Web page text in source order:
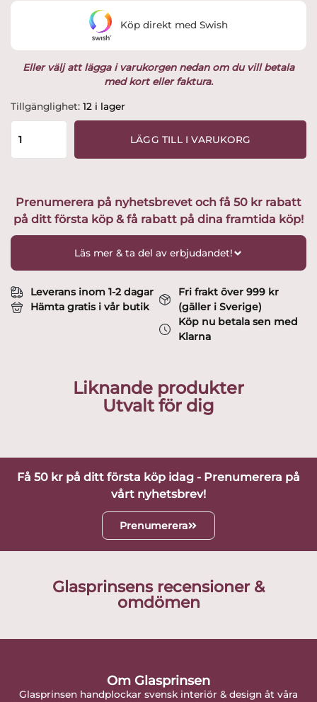
Eller välj att lägga i varukorgen nedan om du vill betala
med kort eller faktura.
Tillgänglighet: 12 i lager
Trädekoration
Flora
Flodhäst
LÄGG TILL I VARUKORG
Köp direkt med Swish
Prenumerera på nyhetsbrevet och få 50 kr rabatt
på ditt första köp & få rabatt på dina framtida köp!
Läs mer & ta del av erbjudandet!
Leverans inom 1-2 dagar
Hämta gratis i vår butik
Fri frakt över 999 kr
(gäller i Sverige)
Köp nu betala sen med
Klarna
Liknande produkter
Utvalt för dig
Få 50 kr på ditt första köp idag - Prenumerera på
vårt nyhetsbrev!
Prenumerera
Glasprinsens recensioner &
omdömen
Om Glasprinsen
Glasprinsen handplockar svensk interiör & design åt våra